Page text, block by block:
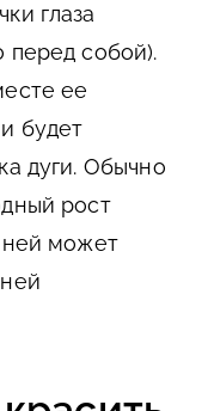
глаза
перед собой).
ее
будет
дуги. Обычно
рост
ней может